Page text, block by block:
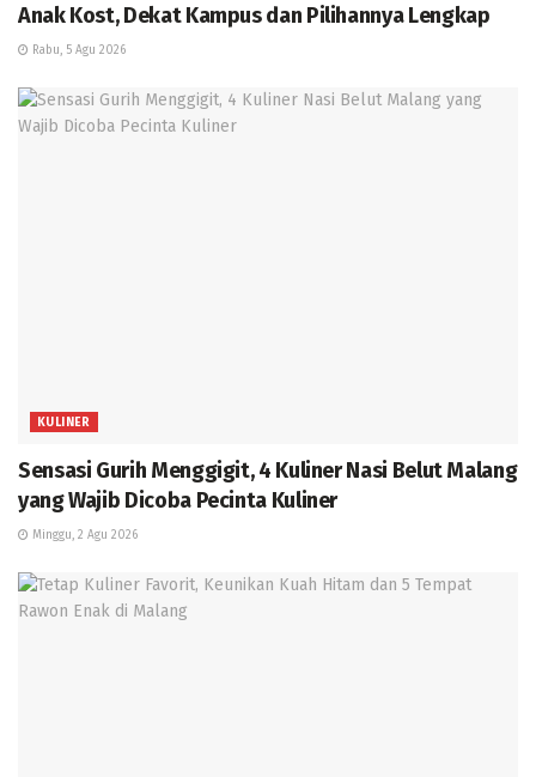
Anak Kost, Dekat Kampus dan Pilihannya Lengkap
Rabu, 5 Agu 2026
KULINER
Sensasi Gurih Menggigit, 4 Kuliner Nasi Belut Malang
yang Wajib Dicoba Pecinta Kuliner
Minggu, 2 Agu 2026